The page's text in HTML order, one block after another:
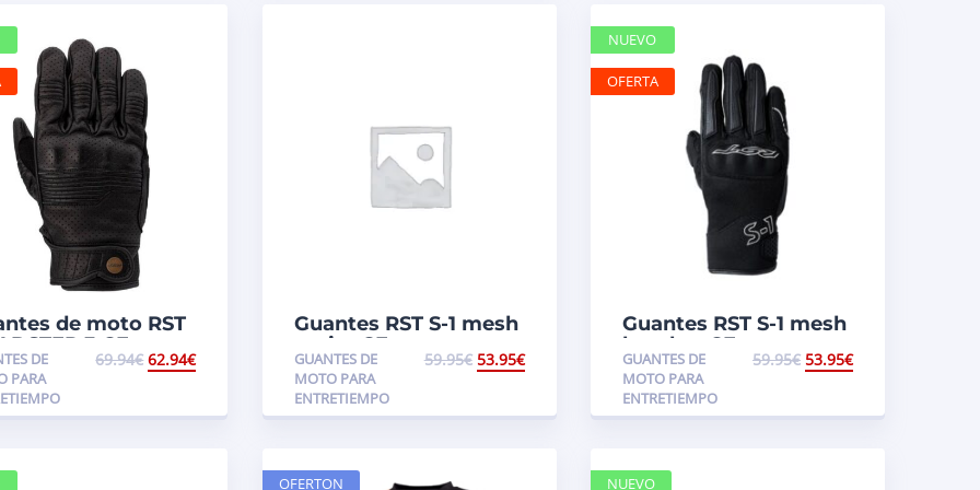
de moto RST
3 CE
DE
PARA
69.94€ 62.94€
Guantes RST S-1 mesh
mujer CE
GUANTES DE
MOTO PARA
ENTRETIEMPO
59.95€ 53.95€
Guantes RST S-1 mesh
hombre CE
GUANTES DE
MOTO PARA
ENTRETIEMPO
59.95€ 53.95€
NUEVO
OFERTA
OFERTON NUEVO